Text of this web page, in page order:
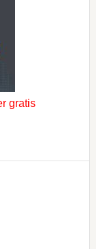
gratis